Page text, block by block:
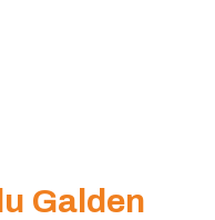
u Galden